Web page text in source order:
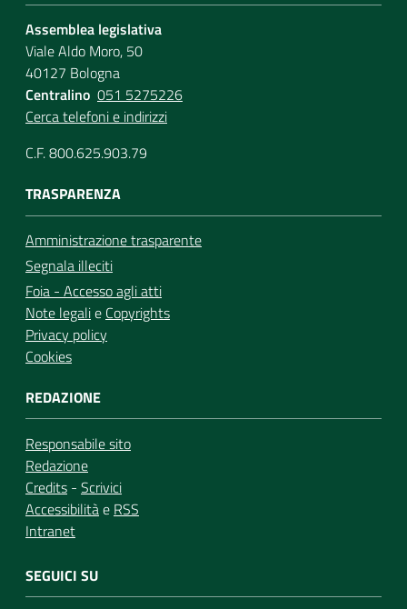
Assemblea legislativa
Viale Aldo Moro, 50
40127 Bologna
Centralino 051 5275226
Cerca telefoni e indirizzi
C.F. 800.625.903.79
TRASPARENZA
Amministrazione trasparente
Segnala illeciti
Foia - Accesso agli atti
Note legalie Copyrights
Privacy policy
Cookies
REDAZIONE
Responsabile sito
Redazione
Credits - Scrivici
Accessibilitàe RSS
Intranet
SEGUICI SU